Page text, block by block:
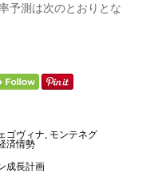
予測は次のとおりとな
ゴヴィナ, モンテネグ
済情勢
成長計画